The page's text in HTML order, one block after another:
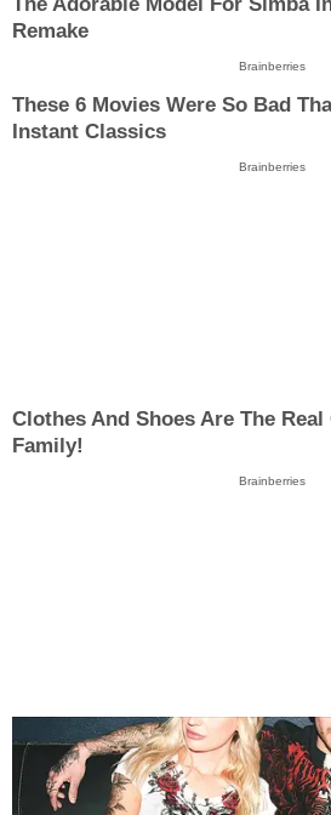
Remake
Brainberries
These 6 Movies Were So Bad
Instant Classics
Brainberries
Clothes And Shoes Are The
Family!
Brainberries